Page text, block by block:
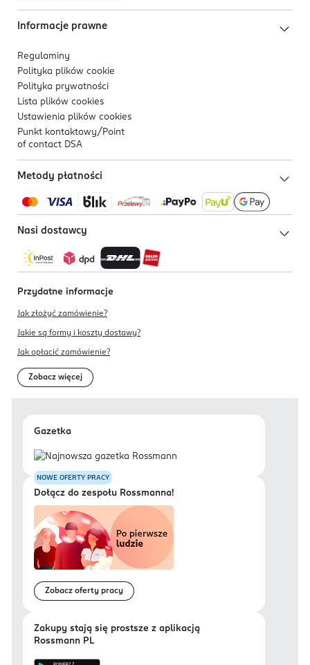
Informacje prawne
Regulaminy
Polityka plików cookie
Polityka prywatności
Lista plików cookies
Ustawienia plików cookies
Punkt kontaktowy/ Point
of contact DSA
Metody płatności
Nasi dostawcy
Przydatne informacje
Jak złożyć zamówienie?
Jakie są formy i koszty dostawy?
Jak opłacić zamówienie?
Zobacz więcej
Gazetka
NOWE OFERTY PRACY
Dołącz do zespołu Rossmanna!
Zobacz oferty pracy
Zakupy stają się prostsze z aplikacją
Rossmann PL